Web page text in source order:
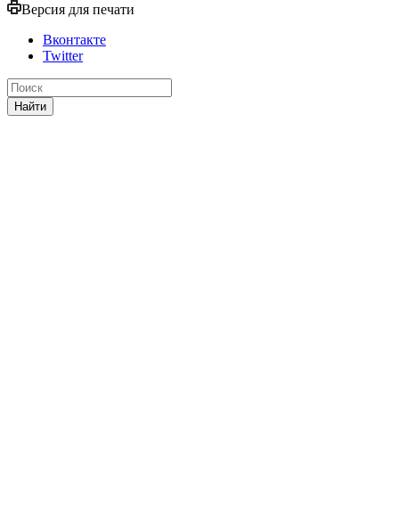
Версия для печати
Вконтакте
Twitter
Найти